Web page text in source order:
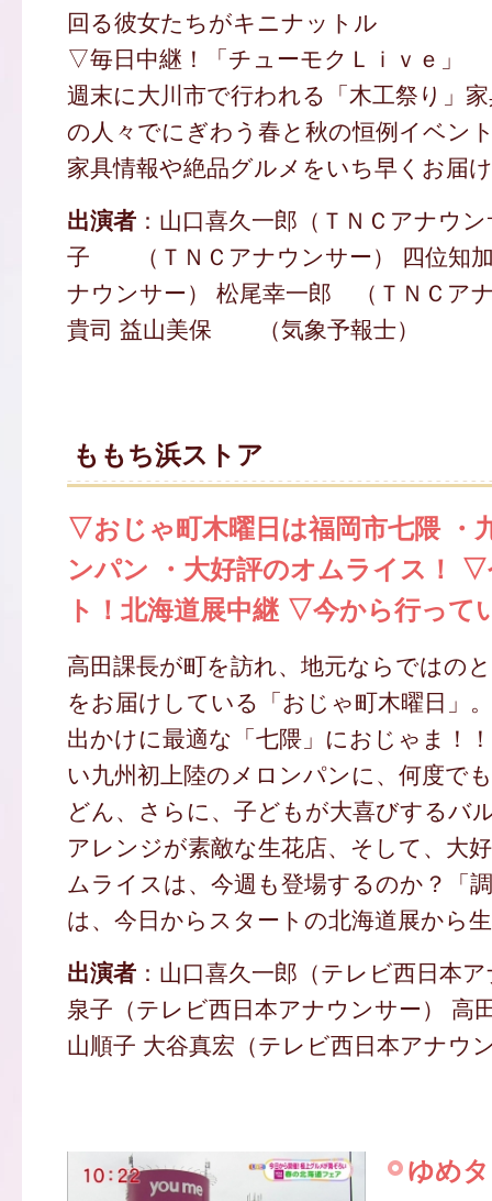
回る彼女たちがキニナットル
▽毎日中継！「チューモクＬｉｖｅ」
週末に大川市で行われる「木工祭り」
の人々でにぎわう春と秋の恒例イベン
家具情報や絶品グルメをいち早くお届
出演者：山口喜久一郎（ＴＮＣアナウ
子 （ＴＮＣアナウンサー） 四位知
ナウンサー） 松尾幸一郎 （ＴＮＣア
貴司 益山美保 （気象予報士）
ももち浜ストア
▽おじゃ町木曜日は福岡市七隈 ・
ンパン ・大好評のオムライス！
ト！北海道展中継 ▽今から行って
高田課長が町を訪れ、地元ならではの
をお届けしている「おじゃ町木曜日」
出かけに最適な「七隈」におじゃま！
い九州初上陸のメロンパンに、何度で
どん、さらに、子どもが大喜びするバ
アレンジが素敵な生花店、そして、大
ムライスは、今週も登場するのか？「
は、今日からスタートの北海道展から
出演者：山口喜久一郎（テレビ西日本
泉子（テレビ西日本アナウンサー） 高
山順子 大谷真宏（テレビ西日本アナウ
ゆめ